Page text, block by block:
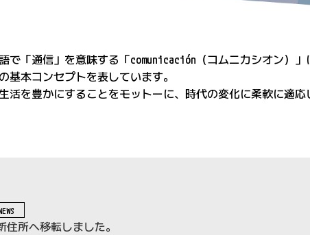
で「通信」を意味する「comunicación（コムニカシオン）
基本コンセプトを表しています。
活を豊かにすることをモットーに、時代の変化に柔軟に適応
所へ移転しました。